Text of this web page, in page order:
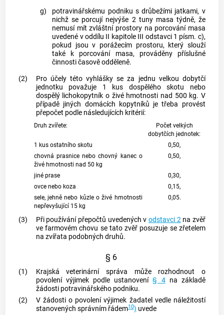
g)
potravinářskému podniku s drůbežími jatkami, v
nichž se porcují nejvýše 2 tuny masa týdně, že
nemusí mít zvláštní prostory na porcování masa
uvedené v oddílu II kapitole III odstavci 1 písm. c),
pokud jsou v porážecím prostoru, který slouží
také k porcování masa, prováděny příslušné
činnosti časově odděleně.
(2)
Pro účely této vyhlášky se za jednu velkou dobytčí
jednotku považuje 1 kus dospělého skotu nebo
dospělý lichokopytník o živé hmotnosti nad 500 kg. V
případě jiných domácích kopytníků je třeba provést
přepočet podle následujících kritérií:
Druh zvířete:
Počet velkých
dobytčích jednotek:
1 kus ostatního skotu
0,50,
chovná prasnice nebo chovný kanec o
živé hmotnosti nad 50 kg
0,50,
jiné prase
0,30,
ovce nebo koza
0,15,
sele, jehně nebo kůzle o živé hmotnosti
nepřevyšující 15 kg
0,05.
(3) Při používání přepočtů uvedených v odstavci 2na zvěř
ve farmovém chovu se tato zvěř posuzuje se zřetelem
na zvířata podobných druhů.
§ 6
(1)
Krajská veterinární správa může rozhodnout o
povolení výjimek podle ustanovení§ 4na základě
žádosti potravinářského podniku.
(2)
V žádosti o povolení výjimek žadatel vedle náležitostí
stanovených správním řádem10) uvede